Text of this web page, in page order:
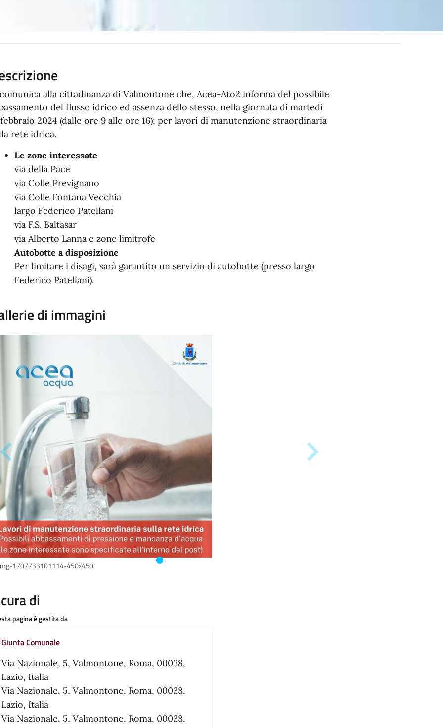
alla cittadinanza di Valmontone che, Acea-Ato2 informa del possibile
del flusso idrico ed assenza dello stesso, nella giornata di martedì
febbraio 2024 (dalle ore 9 alle ore 16); per lavori di manutenzione straordinaria
rete idrica.
Le zone interessate
via della Pace
via Colle Prevignano
via Colle Fontana Vecchia
largo Federico Patellani
via F.S. Baltasar
via Alberto Lanna e zone limitrofe
Autobotte a disposizione
Per limitare i disagi, sarà garantito un servizio di autobotte (presso largo
Federico Patellani).
di immagini
1707733101114-450x450
di
pagina è gestita da
Giunta Comunale
Via Nazionale, 5, Valmontone, Roma, 00038,
Lazio, Italia
Via Nazionale, 5, Valmontone, Roma, 00038,
Lazio, Italia
Via Nazionale, 5, Valmontone, Roma, 00038,